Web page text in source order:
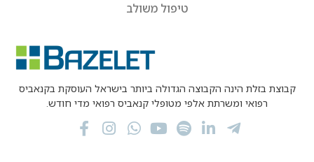
טיפול משולב
קבוצת בזלת הינה הקבוצה הגדולה ביותר בישראל העוסקת בקנאביס
רפואי ומשרתת אלפי מטופלי קנאביס רפואי מדי חודש.